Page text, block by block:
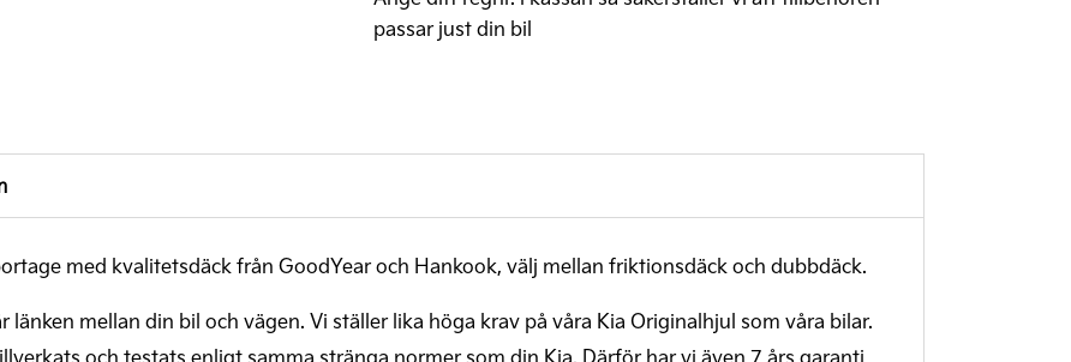
passar just din bil
med kvalitetsdäck från GoodYear och Hankook, välj mellan friktionsdäck och dubbdäck.
länken mellan din bil och vägen. Vi ställer lika höga krav på våra Kia Originalhjul som våra bilar.